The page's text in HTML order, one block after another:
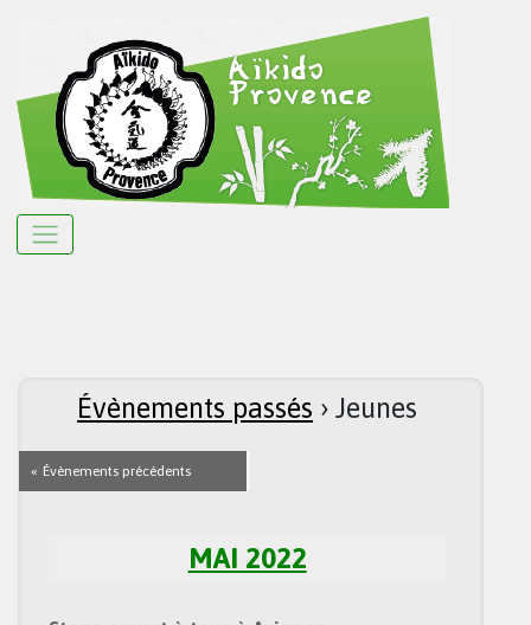
Évènements passés › Jeunes
« Évènements précédents
MAI 2022